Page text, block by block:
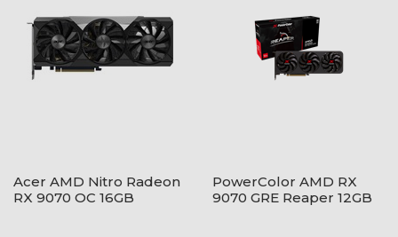
Acer AMD Nitro Radeon
RX 9070 OC 16GB
PowerColor AMD RX
9070 GRE Reaper 12GB